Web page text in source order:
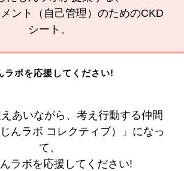
ント（自己管理）のためのCKD
シート。
ラボを応援してください!
あいながら、考え行動する仲間
じんラボ コレクティブ）」になっ
て、
ラボを応援してください!